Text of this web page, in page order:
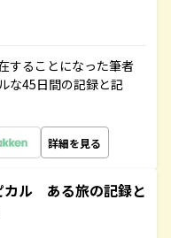
することになった筆者
な45日間の記録と記
詳細を見る
カル ある旅の記録と